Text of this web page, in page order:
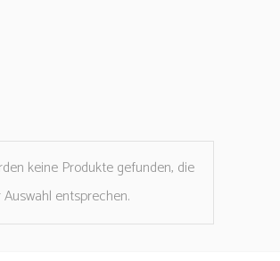
keine Produkte gefunden, die
entsprechen.